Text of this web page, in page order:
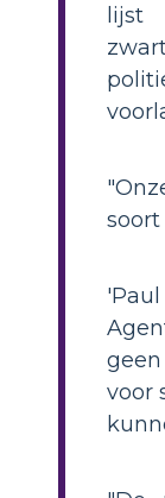
lijst
soort
voor